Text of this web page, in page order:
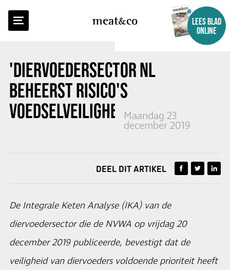
meatco
LEES BLAD
ONLINE
'DIERVOEDERSECTOR NL
BEHEERST RISICO'S
VOEDSELVEILIGHEID'Maandag 23
december 2019
TERUG NAAR OVERZICHT
DEEL DIT ARTIKEL
De Integrale Keten Analyse (IKA) van de
diervoedersector die de NVWA op vrijdag 20
december 2019 publiceerde, bevestigt dat de
veiligheid van diervoeders voldoende prioriteit heeft